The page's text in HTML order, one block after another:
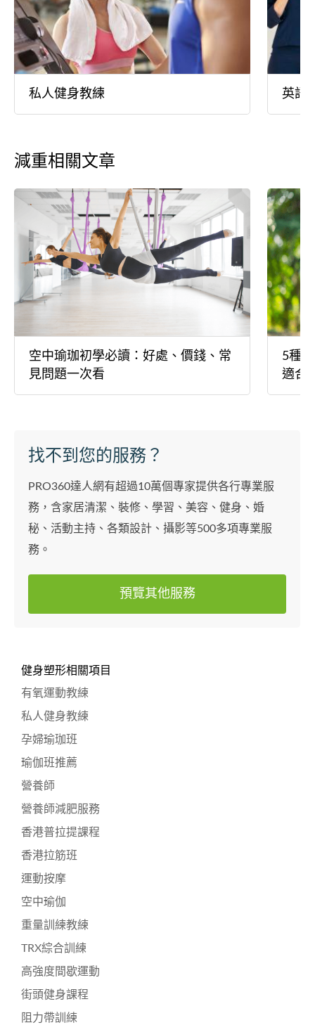
私人健身教練 英語
減重相關文章
空中瑜珈初學必讀：好處、價錢、常
見問題一次看
5種
適合
找不到您的服務？
PRO360達人網有超過10萬個專家提供各行專業服
務，含家居清潔、裝修、學習、美容、健身、婚
秘、活動主持、各類設計、攝影等500多項專業服
務。
預覽其他服務
健身塑形相關項目
有氧運動教練
私人健身教練
孕婦瑜珈班
瑜伽班推薦
營養師
營養師減肥服務
香港普拉提課程
香港拉筋班
運動按摩
空中瑜伽
重量訓練教練
TRX綜合訓練
高強度間歇運動
街頭健身課程
阻力帶訓練